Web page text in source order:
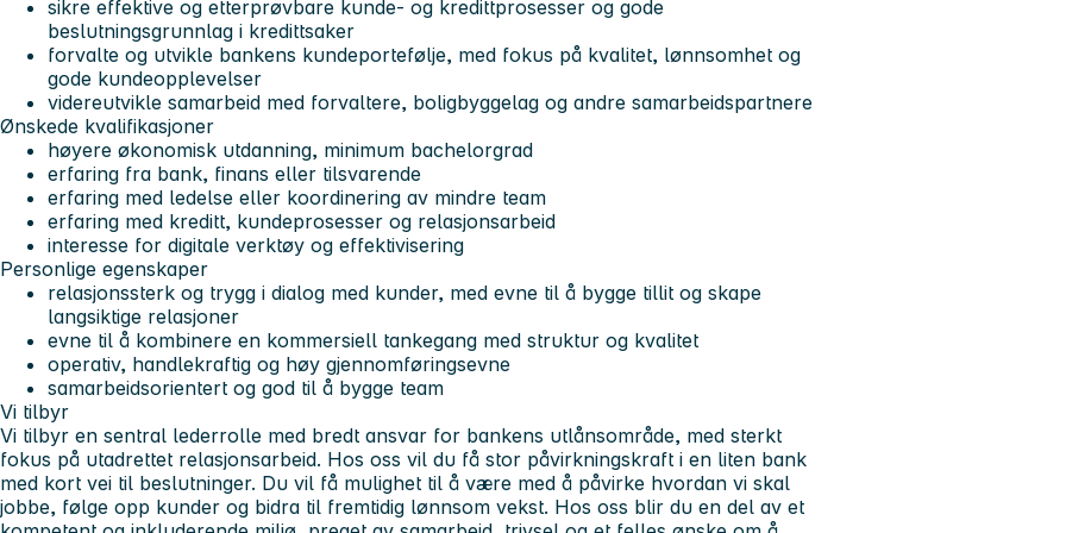
sikre effektive og etterprøvbare kunde- og kredittprosesser og gode
beslutningsgrunnlag i kredittsaker
forvalte og utvikle bankens kundeportefølje, med fokus på kvalitet, lønnsomhet og
gode kundeopplevelser
videreutvikle samarbeid med forvaltere, boligbyggelag og andre samarbeidspartnere
Ønskede kvalifikasjoner
høyere økonomisk utdanning, minimum bachelorgrad
erfaring fra bank, finans eller tilsvarende
erfaring med ledelse eller koordinering av mindre team
erfaring med kreditt, kundeprosesser og relasjonsarbeid
interesse for digitale verktøy og effektivisering
Personlige egenskaper
relasjonssterk og trygg i dialog med kunder, med evne til å bygge tillit og skape
langsiktige relasjoner
evne til å kombinere en kommersiell tankegang med struktur og kvalitet
operativ, handlekraftig og høy gjennomføringsevne
samarbeidsorientert og god til å bygge team
Vi tilbyr
Vi tilbyr en sentral lederrolle med bredt ansvar for bankens utlånsområde, med sterkt
fokus på utadrettet relasjonsarbeid. Hos oss vil du få stor påvirkningskraft i en liten bank
med kort vei til beslutninger. Du vil få mulighet til å være med å påvirke hvordan vi skal
jobbe, følge opp kunder og bidra til fremtidig lønnsom vekst. Hos oss blir du en del av et